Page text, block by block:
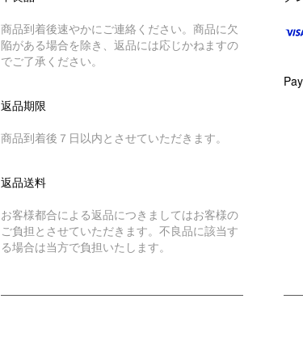
商品到着後速やかにご連絡ください。商品に欠
陥がある場合を除き、返品には応じかねますの
でご了承ください。
返品期限
商品到着後７日以内とさせていただきます。
返品送料
お客様都合による返品につきましてはお客様の
ご負担とさせていただきます。不良品に該当す
る場合は当方で負担いたします。